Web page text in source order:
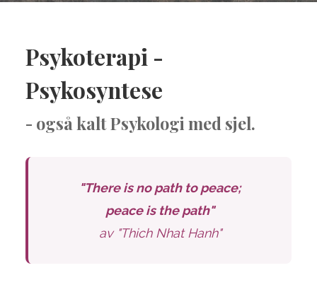
Psykoterapi -
Psykosyntese
- også kalt Psykologi med sjel.
"There is no path to peace;
peace is the path"
av "Thich Nhat Hanh"